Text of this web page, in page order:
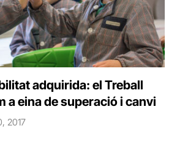
adquirida: el Treball
a eina de superació i canvi
2017